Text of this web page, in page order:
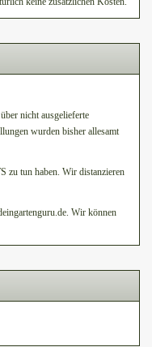
nicht ausgelieferte
wurden bisher allesamt
zu tun haben. Wir distanzieren
Wir können